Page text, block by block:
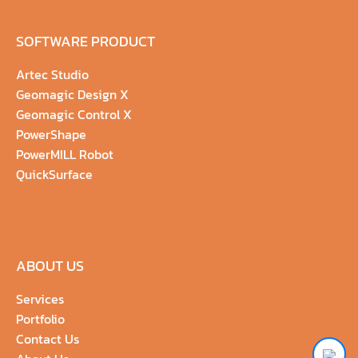
SOFTWARE PRODUCT
Artec Studio
Geomagic Design X
Geomagic Control X
PowerShape
PowerMILL Robot
QuickSurface
ABOUT US
Services
Portfolio
Contact Us